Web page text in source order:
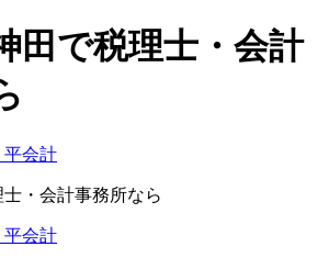
田で税理士・会計
・会計事務所なら